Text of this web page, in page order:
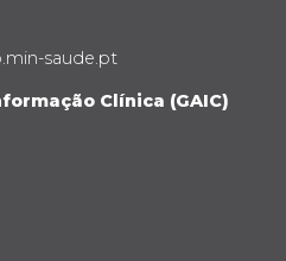
saude.pt
Clínica (GAIC)